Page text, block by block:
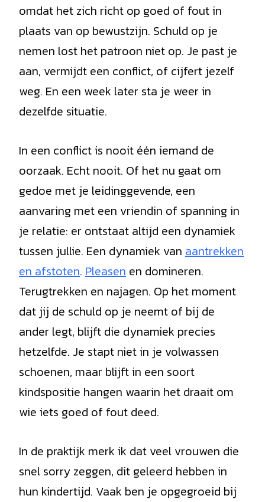
omdat het zich richt op goed of fout in
plaats van op bewustzijn. Schuld op je
nemen lost het patroon niet op. Je past je
aan, vermijdt een conflict, of cijfert jezelf
weg. En een week later sta je weer in
dezelfde situatie.
In een conflict is nooit één iemand de
oorzaak. Echt nooit. Of het nu gaat om
gedoe met je leidinggevende, een
aanvaring met een vriendin of spanning in
je relatie: er ontstaat altijd een dynamiek
tussen jullie. Een dynamiek van aantrekken
en afstoten. Pleasen en domineren.
Terugtrekken en najagen. Op het moment
dat jij de schuld op je neemt of bij de
ander legt, blijft die dynamiek precies
hetzelfde. Je stapt niet in je volwassen
schoenen, maar blijft in een soort
kindspositie hangen waarin het draait om
wie iets goed of fout deed.
In de praktijk merk ik dat veel vrouwen die
snel sorry zeggen, dit geleerd hebben in
hun kindertijd. Vaak ben je opgegroeid bij